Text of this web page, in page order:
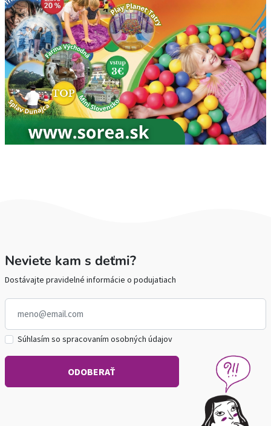
Neviete kam s deťmi?
Dostávajte pravidelné informácie o podujatiach
Súhlasím so spracovaním osobných údajov